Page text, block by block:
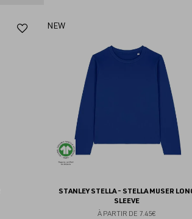
Ajouter
NEW
STANLEY STELLA - STELLA MUSER
SLEEVE
À PARTIR DE 7.45€